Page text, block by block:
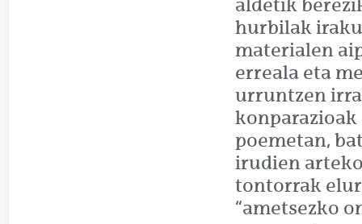
aldetik
hurbilak
materialen
erreala eta
urruntzen
poemetan,
irudien
tontorrak
“ametsezko